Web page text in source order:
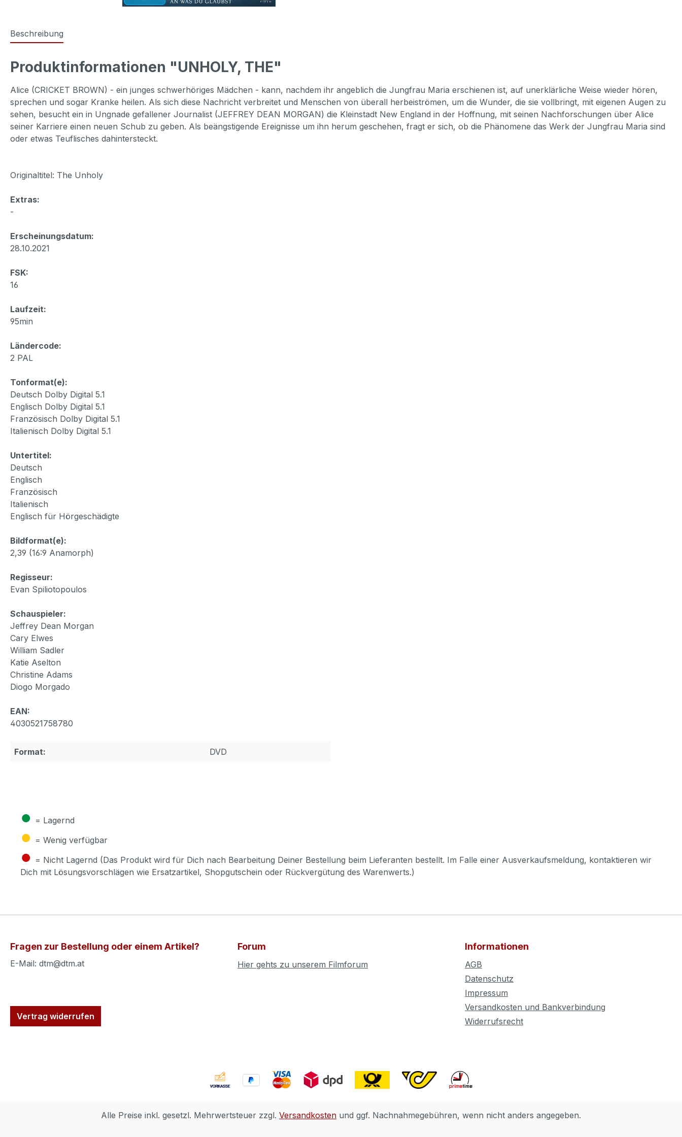
Beschreibung
Produktinformationen "UNHOLY, THE"
Alice (CRICKET BROWN) - ein junges schwerhöriges Mädchen - kann, nachdem ihr angeblich die Jungfrau Maria erschienen ist, auf unerklärliche Weise wieder hören,
sprechen und sogar Kranke heilen. Als sich diese Nachricht verbreitet und Menschen von überall herbeiströmen, um die Wunder, die sie vollbringt, mit eigenen Augen zu
sehen, besucht ein in Ungnade gefallener Journalist (JEFFREY DEAN MORGAN) die Kleinstadt New England in der Hoffnung, mit seinen Nachforschungen über Alice
seiner Karriere einen neuen Schub zu geben. Als beängstigende Ereignisse um ihn herum geschehen, fragt er sich, ob die Phänomene das Werk der Jungfrau Maria sind
oder etwas Teuflisches dahintersteckt.
Originaltitel: The Unholy
Extras:
-
Erscheinungsdatum:
28.10.2021
FSK:
16
Laufzeit:
95min
Ländercode:
2 PAL
Tonformat(e):
Deutsch Dolby Digital 5.1
Englisch Dolby Digital 5.1
Französisch Dolby Digital 5.1
Italienisch Dolby Digital 5.1
Untertitel:
Deutsch
Englisch
Französisch
Italienisch
Englisch für Hörgeschädigte
Bildformat(e):
2,39 (16:9 Anamorph)
Regisseur:
Evan Spiliotopoulos
Schauspieler:
Jeffrey Dean Morgan
Cary Elwes
William Sadler
Katie Aselton
Christine Adams
Diogo Morgado
EAN:
4030521758780
Format: DVD
● = Lagernd
● = Wenig verfügbar
● = Nicht Lagernd (Das Produkt wird für Dich nach Bearbeitung Deiner Bestellung beim Lieferanten bestellt. Im Falle einer Ausverkaufsmeldung, kontaktieren wir
Dich mit Lösungsvorschlägen wie Ersatzartikel, Shopgutschein oder Rückvergütung des Warenwerts.)
Fragen zur Bestellung oder einem Artikel?
E-Mail: dtm@dtm.at
Vertrag widerrufen
Forum
Hier gehts zu unserem Filmforum
Informationen
AGB
Datenschutz
Impressum
Versandkosten und Bankverbindung
Widerrufsrecht
Alle Preise inkl. gesetzl. Mehrwertsteuer zzgl. Versandkosten und ggf. Nachnahmegebühren, wenn nicht anders angegeben.